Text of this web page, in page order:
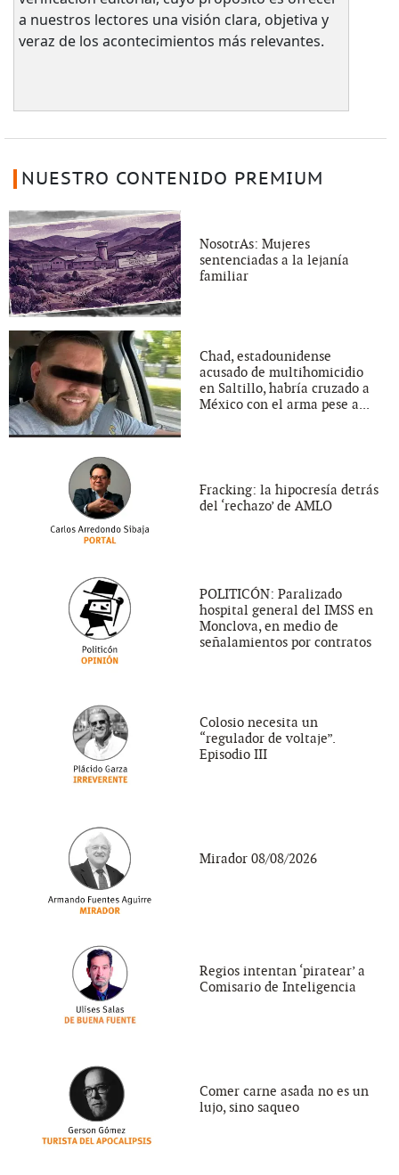
a nuestros lectores una visión clara, objetiva y
veraz de los acontecimientos más relevantes.
NUESTRO CONTENIDO PREMIUM
NosotrAs: Mujeres
sentenciadas a la lejanía
familiar
Chad, estadounidense
acusado de multihomicidio
en Saltillo, habría cruzado a
México con el arma pese a...
Fracking: la hipocresía detrás
del ‘rechazo’ de AMLO
POLITICÓN: Paralizado
hospital general del IMSS en
Monclova, en medio de
señalamientos por contratos
Colosio necesita un
“regulador de voltaje”.
Episodio III
Mirador 08/08/2026
Regios intentan ‘piratear’ a
Comisario de Inteligencia
Comer carne asada no es un
lujo, sino saqueo